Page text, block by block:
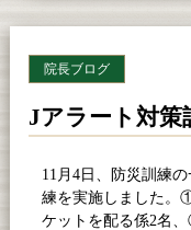
Jアラート対策
院長ブログ
11月4日、防災訓練
練を実施しました。
ケットを配る係2名、